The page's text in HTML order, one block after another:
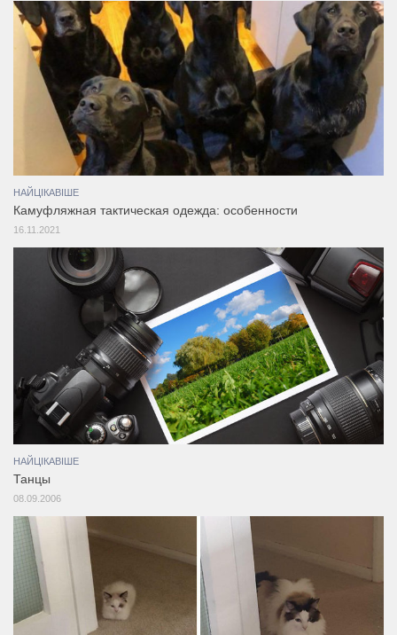
НАЙЦІКАВІШЕ
Камуфляжная тактическая одежда: особенности
16.11.2021
НАЙЦІКАВІШЕ
Танцы
08.09.2006